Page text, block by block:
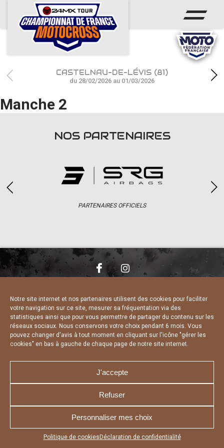
Notre site internet et nos partenaires utilisent des cookies pour faciliter
votre navigation sur ce site, mesurer sa fréquentation via des
statistiques ainsi que pour vous permettre de partager du contenu sur les
réseaux sociaux. Nous conservons votre choix pendant 6 mois. Vous
pouvez changer d'avis à tout moment en cliquant sur l'icône "gérer les
cookies" en bas à gauche de chaque page de notre site internet.
J'accepte
Refuser
Personnaliser mes choix
Politique de cookies Déclaration de confidentialité
Appuyez sur le bouton partager en bas de votre
ACCUEIL
ACTUS
CALENDRIER
RÉSULTATS
PHOTOS / WEB TV
CASTELNAU-DE-LÉVIS (81)
du 28/02/2026 au 01/03/2026
Manche 2
NOS PARTENAIRES
PARTENAIRES OFFICIELS
CHARTE DE CONFIDENTIALITÉ
DÉCLARATION DE CONFIDENTIALITÉ
POLITIQUE D’UTILISATION DES COOKIES
RÉALISÉ PAR L’AGENCE WEB A3 WEB